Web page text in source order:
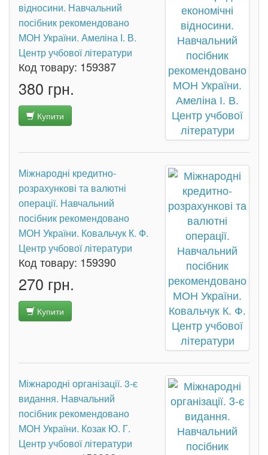
відносини. Навчальний
посібник рекомендовано
МОН України. Амеліна І. В.
Центр учбової літератури
Код товару: 159387
380 грн.
Купити
Міжнародні кредитно-
розрахункові та валютні
операції. Навчальний
посібник рекомендовано
МОН України. Ковальчук К. Ф.
Центр учбової літератури
Код товару: 159390
270 грн.
Купити
Міжнародні організації. 3-є
видання. Навчальний
посібник рекомендовано
МОН України. Козак Ю. Г.
Центр учбової літератури